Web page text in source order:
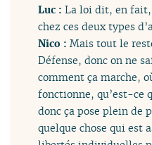
Luc :La loi dit, en fait,
chez ces deux types
Nico :Mais tout le
Défense, donc on ne
comment ça marche,
fonctionne, qu’est-ce
donc ça pose plein de
quelque chose qui est